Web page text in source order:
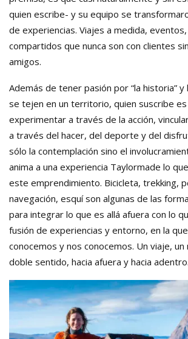
quien escribe- y su equipo se
de experiencias. Viajes a medida,
compartidos que nunca son con clientes
amigos.
Además de tener pasión por “la historia”
se tejen en un territorio, quien suscribe
experimentar a través de la acción,
a través del hacer, del deporte y del
sólo la contemplación sino el
anima a una experiencia Taylormade lo
este emprendimiento. Bicicleta, trekking,
navegación, esquí son algunas de las
para integrar lo que es allá afuera con lo
fusión de experiencias y entorno, en la
conocemos y nos conocemos. Un viaje,
doble sentido, hacia afuera y hacia adentro.